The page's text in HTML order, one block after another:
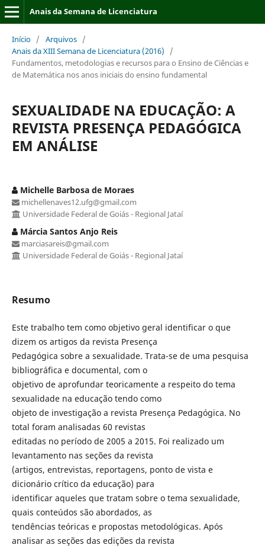
Anais da Semana de Licenciatura
Início / Arquivos /
Anais da XIII Semana de Licenciatura (2016)
/
Fundamentos, metodologias e recursos para o Ensino de Ciências e
de Matemática nos anos iniciais do ensino fundamental
SEXUALIDADE NA EDUCAÇÃO: A
REVISTA PRESENÇA PEDAGÓGICA
EM ANÁLISE
Michelle Barbosa de Moraes
michellenaves12.ufg@gmail.com
Universidade Federal de Goiás - Regional Jataí
Márcia Santos Anjo Reis
marciasareis@gmail.com
Universidade Federal de Goiás - Regional Jataí
Resumo
Este trabalho tem como objetivo geral identificar o que
dizem os artigos da revista Presença
Pedagógica sobre a sexualidade. Trata-se de uma pesquisa
bibliográfica e documental, com o
objetivo de aprofundar teoricamente a respeito do tema
sexualidade na educação tendo como
objeto de investigação a revista Presença Pedagógica. No
total foram analisadas 60 revistas
editadas no período de 2005 a 2015. Foi realizado um
levantamento nas seções da revista
(artigos, entrevistas, reportagens, ponto de vista e
dicionário crítico da educação) para
identificar aqueles que tratam sobre o tema sexualidade,
quais conteúdos são abordados, as
tendências teóricas e propostas metodológicas. Após
analisar as seções das edições da revista